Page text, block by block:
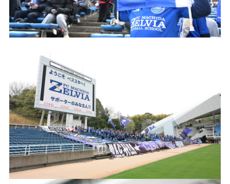
ホームタウン活動
アカデミー
スクール
その他
️スタジアムを知る
スタジアムアクセス
スタジアムマップ
観戦方法を知る
スタジアム観戦ガイド
観戦マナー＆ルール
ビジターサポーターの皆様へ
車イスでの観戦
ファンクラブ
クラブゼルビスタへの入会
ＦＣ町田ゼルビアをサポート
トレーニングの見学・ファンサービス
ボランティア
ＦＣ町田ゼルビアカレンダー
三輪緑山ベースを利用
三輪緑山ベースご利用案内
グッズを買うトップ
ユニフォーム
ホームタウン
ホームタウントップ
ゼルビアアシスト募集
ゼルビアアシスト協賛企業一覧
ゼルナビ
ゼル塾
ＦＣ町田ゼルビアスポーツクラブ
パートナー
パートナートップ
パートナー企業一覧
お問い合わせ利用規約肖像権・ロゴについて プライバシ
FOLLOW